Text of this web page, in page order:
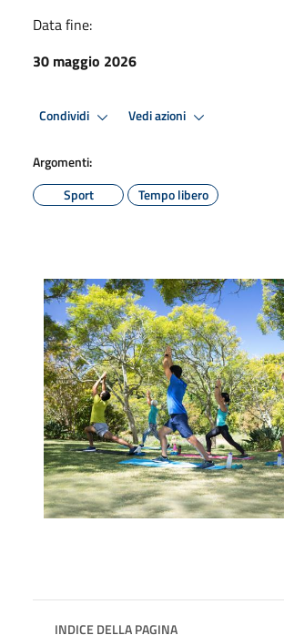
Data fine:
30 maggio 2026
Condividi Vedi azioni
Argomenti:
Sport
Tempo libero
INDICE DELLA PAGINA